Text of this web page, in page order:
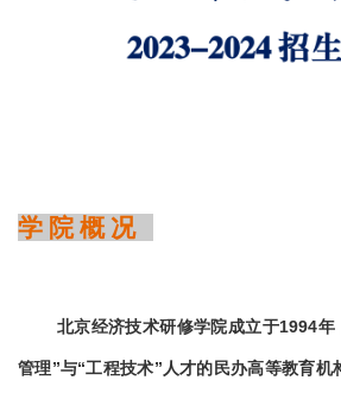
学 院 概 况
北京经济技术研修学院成立于1994年
管理”与“工程技术”人才的民办高等教育机